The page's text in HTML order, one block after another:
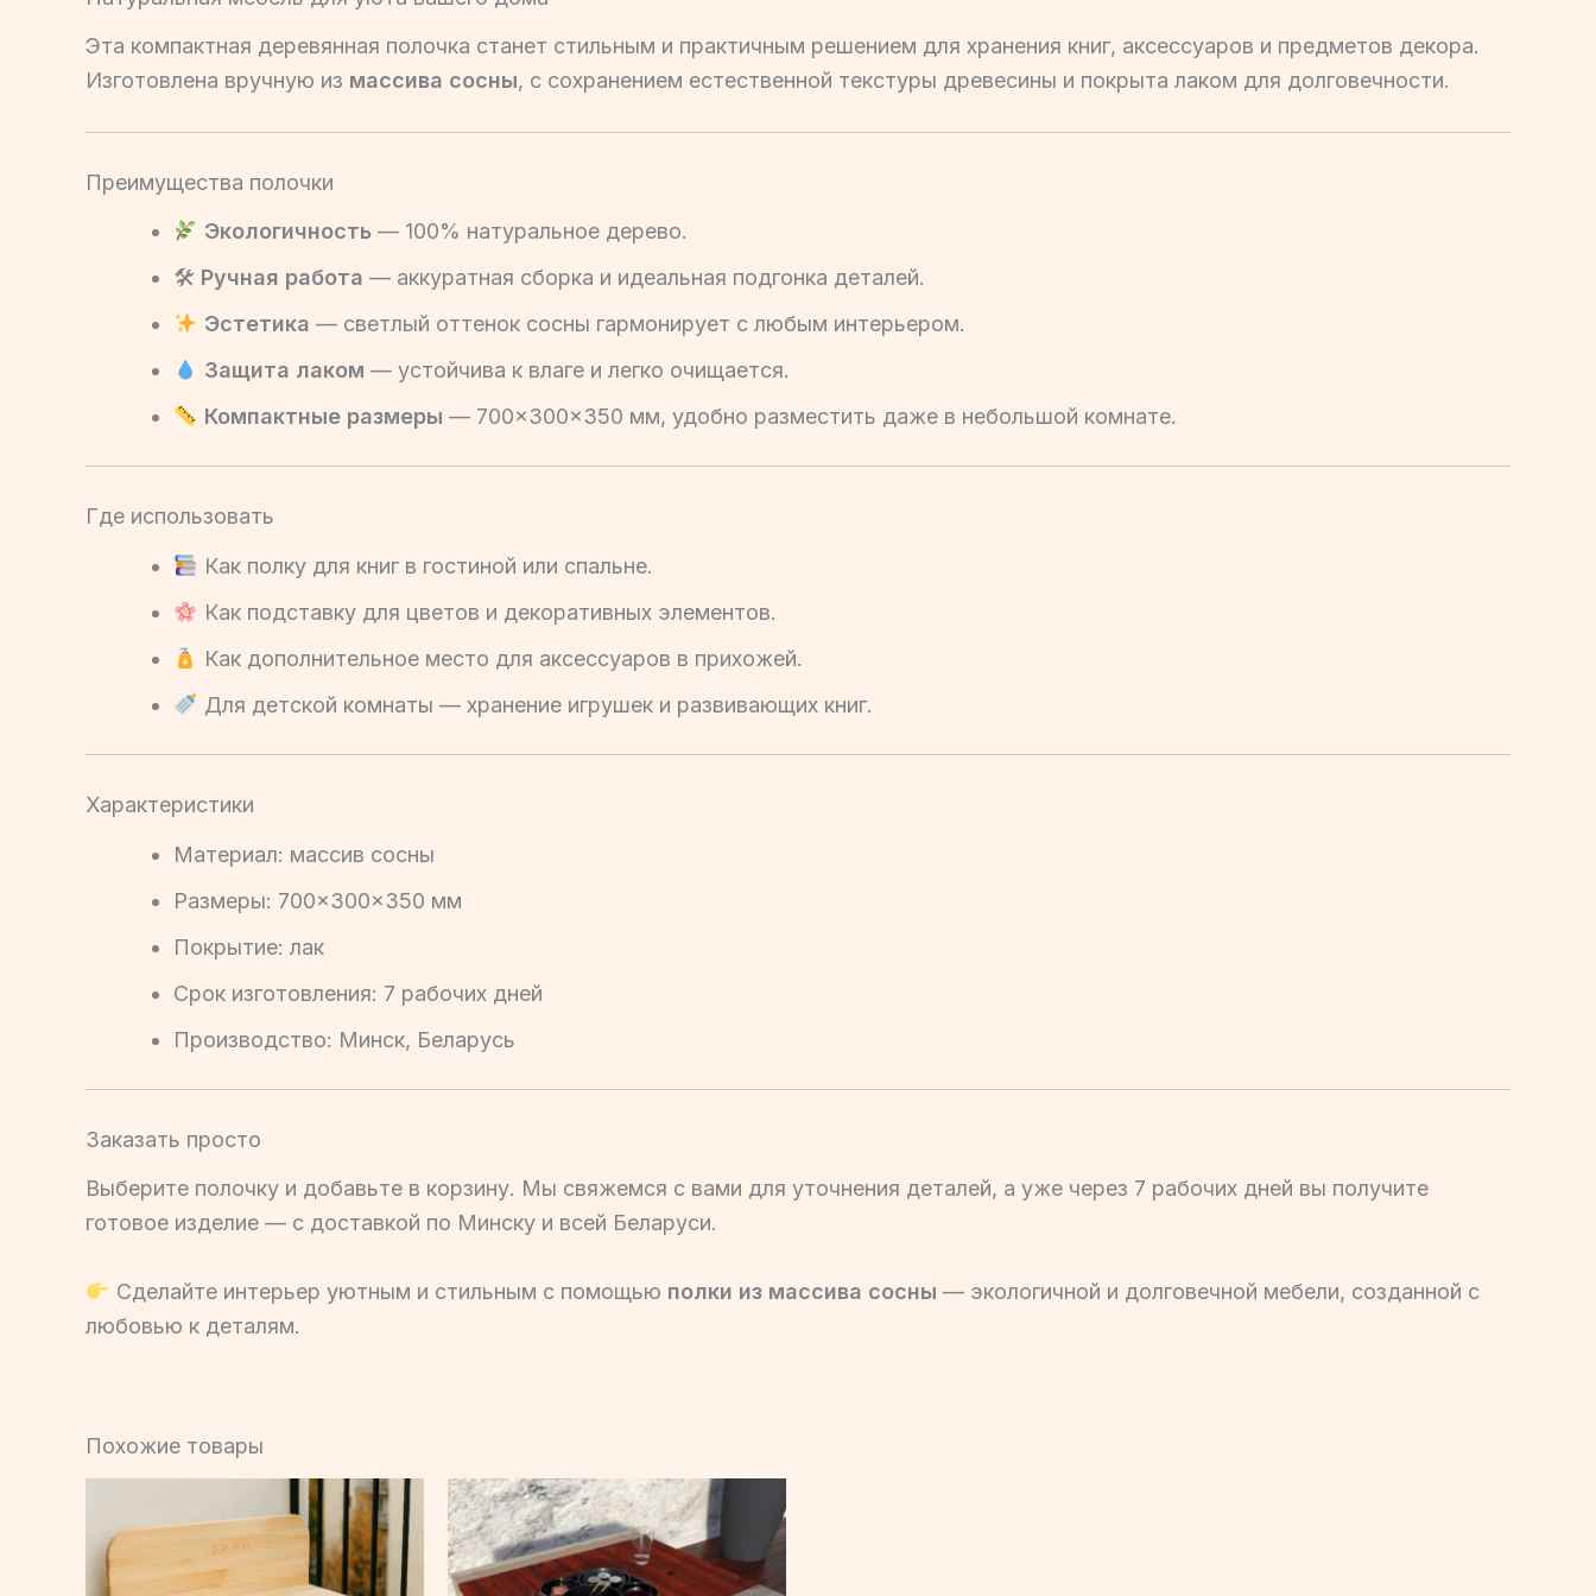
Эта компактная деревянная полочка станет стильным и практичным решением для хранения книг, аксессуаров и предметов декора.
Изготовлена вручную из массива сосны, с сохранением естественной текстуры древесины и покрыта лаком для долговечности.
Преимущества полочки
Экологичность— 100% натуральное дерево.
🛠 Ручная работа — аккуратная сборка и идеальная подгонка деталей.
Эстетика — светлый оттенок сосны гармонирует с любым интерьером.
Защита лаком — устойчива к влаге и легко очищается.
Компактные размеры — 700×300×350 мм, удобно разместить даже в небольшой комнате.
Где использовать
Как полку для книг в гостиной или спальне.
Как подставку для цветов и декоративных элементов.
Как дополнительное место для аксессуаров в прихожей.
Для детской комнаты — хранение игрушек и развивающих книг.
Характеристики
Материал: массив сосны
Размеры: 700×300×350 мм
Покрытие: лак
Срок изготовления: 7 рабочих дней
Производство: Минск, Беларусь
Заказать просто
Выберите полочку и добавьте в корзину. Мы свяжемся с вами для уточнения деталей, а уже через 7 рабочих дней вы получите
готовое изделие — с доставкой по Минску и всей Беларуси.
Сделайте интерьер уютным и стильным с помощью полки из массива сосны — экологичной и долговечной мебели, созданной с
любовью к деталям.
Похожие товары